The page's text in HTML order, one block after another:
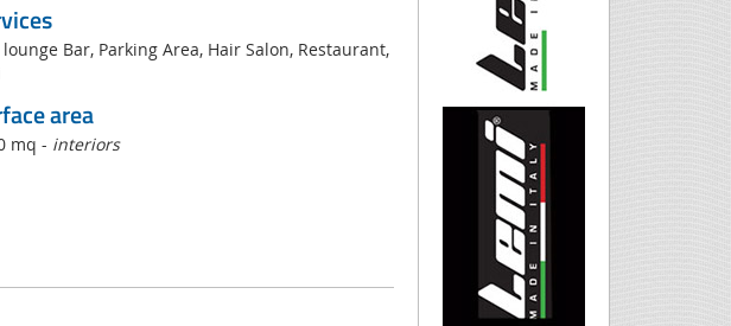
lounge Bar, Parking Area, Hair Salon, Restaurant,
area
mq - interiors